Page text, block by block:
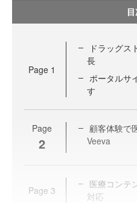
Page 1
ドラッグス
長
ポータルサ
す
Page
2
顧客体験で
Veeva
Page 3
医療コンテ
対応